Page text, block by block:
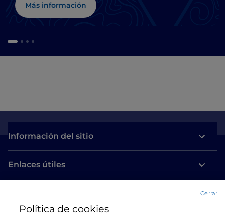
Más información
Información del sitio
Enlaces útiles
Estamos en contacto
Política de cookies
Cerrar